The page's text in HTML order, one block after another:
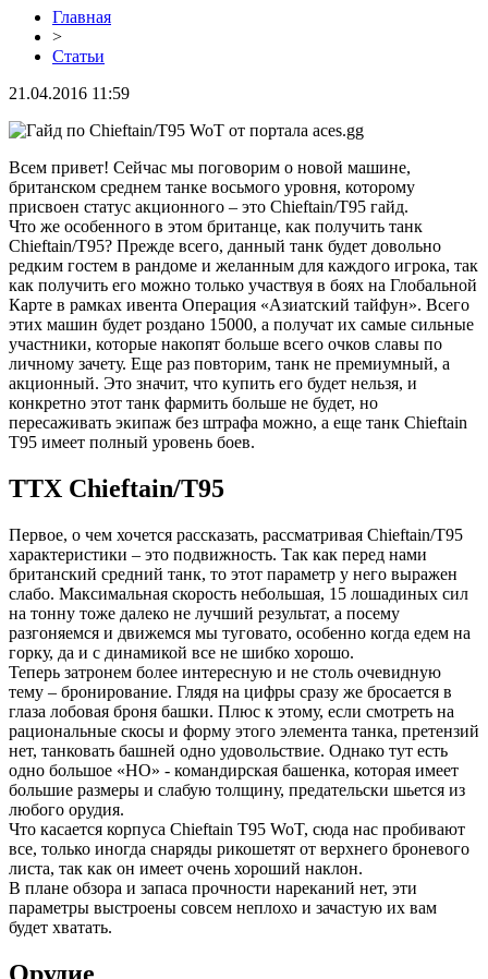
Главная
>
Статьи
21.04.2016 11:59
Всем привет! Сейчас мы поговорим о новой машине,
британском среднем танке восьмого уровня, которому
присвоен статус акционного – это Chieftain/T95 гайд.
Что же особенного в этом британце, как получить танк
Chieftain/T95? Прежде всего, данный танк будет довольно
редким гостем в рандоме и желанным для каждого игрока, так
как получить его можно только участвуя в боях на Глобальной
Карте в рамках ивента Операция «Азиатский тайфун». Всего
этих машин будет роздано 15000, а получат их самые сильные
участники, которые накопят больше всего очков славы по
личному зачету. Еще раз повторим, танк не премиумный, а
акционный. Это значит, что купить его будет нельзя, и
конкретно этот танк фармить больше не будет, но
пересаживать экипаж без штрафа можно, а еще танк Chieftain
T95 имеет полный уровень боев.
ТТХ Chieftain/T95
Первое, о чем хочется рассказать, рассматривая Chieftain/T95
характеристики – это подвижность. Так как перед нами
британский средний танк, то этот параметр у него выражен
слабо. Максимальная скорость небольшая, 15 лошадиных сил
на тонну тоже далеко не лучший результат, а посему
разгоняемся и движемся мы туговато, особенно когда едем на
горку, да и с динамикой все не шибко хорошо.
Теперь затронем более интересную и не столь очевидную
тему – бронирование. Глядя на цифры сразу же бросается в
глаза лобовая броня башки. Плюс к этому, если смотреть на
рациональные скосы и форму этого элемента танка, претензий
нет, танковать башней одно удовольствие. Однако тут есть
одно большое «НО» - командирская башенка, которая имеет
большие размеры и слабую толщину, предательски шьется из
любого орудия.
Что касается корпуса Chieftain T95 WoT, сюда нас пробивают
все, только иногда снаряды рикошетят от верхнего броневого
листа, так как он имеет очень хороший наклон.
В плане обзора и запаса прочности нареканий нет, эти
параметры выстроены совсем неплохо и зачастую их вам
будет хватать.
Орудие